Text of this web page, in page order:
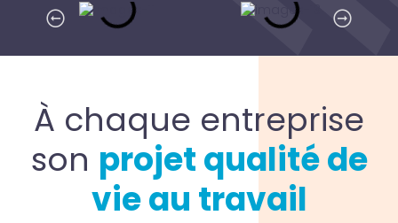
À chaque entreprise
son projet qualité de
vie au travail